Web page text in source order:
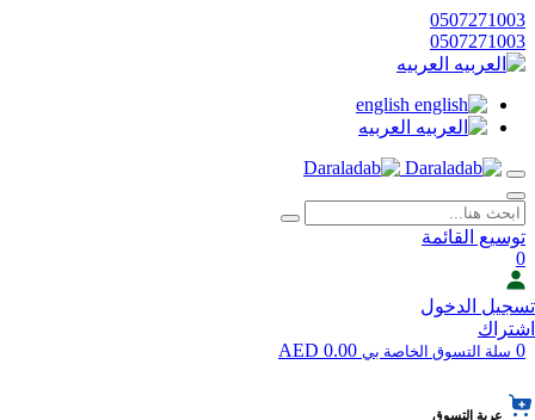
0507271003
0507271003
العربيه
english
العربيه
توسيع القائمة
0
تسجيل الدخول
اشتراك
0 سلة التسوق الخاصة بي
عربة التسوق